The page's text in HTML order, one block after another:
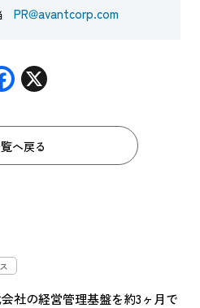
PR@avantcorp.com
F
ac
e
b
へ戻る
社の経営管理基盤を約3ヶ月で